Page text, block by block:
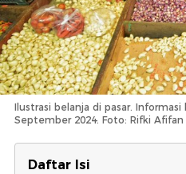
Ilustrasi belanja di pasar.
September 2024. Foto: Rifki Afifan
Daftar Isi